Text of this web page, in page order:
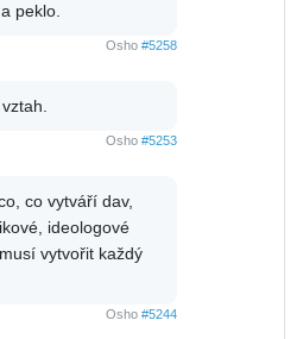
peklo.
Osho #5258
Osho #5253
co vytváří dav,
ideologové
vytvořit každý
Osho #5244